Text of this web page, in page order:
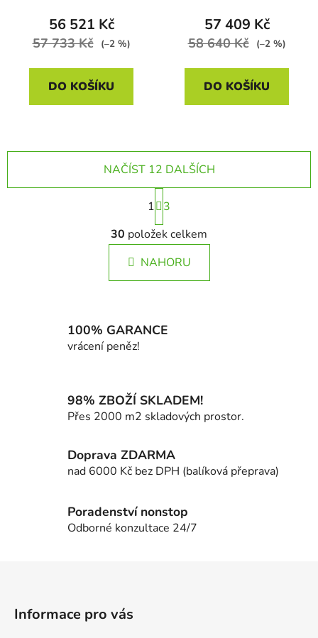
56 521 Kč
57 733 Kč (–2 %)
DO KOŠÍKU
57 409 Kč
58 640 Kč (–2 %)
DO KOŠÍKU
O
v
l
á
d
í
k
y
v
p
i
NAČÍST 12 DALŠÍCH
S
t
r
á
n
k
í
1
3
30 položek celkem
NAHORU
100% GARANCE
vrácení peněz!
98% ZBOŽÍ SKLADEM!
Přes 2000 m2 skladových prostor.
Doprava ZDARMA
nad 6000 Kč bez DPH (balíková přeprava)
Poradenství nonstop
Odborné konzultace 24/7
Informace pro vás